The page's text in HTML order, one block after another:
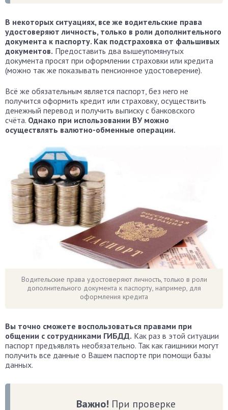
В некоторых ситуациях, все же водительские права
удостоверяют личность, только в роли дополнительного
документа к паспорту. Как подстраховка от фальшивых
документов. Предоставить два вышеупомянутых
документа просят при оформлении страховки или кредита
(можно так же показывать пенсионное удостоверение).
Всё же обязательным является паспорт, без него не
получится оформить кредит или страховку, осуществить
денежный перевод и получить выписку с банковского
счёта. Однако при использовании ВУ можно
осуществлять валютно-обменные операции.
Водительские права удостоверяют личность, только в роли
дополнительного документа к паспорту, например, для
оформления кредита
Вы точно сможете воспользоваться правами при
общении с сотрудниками ГИБДД. Как раз в этой ситуации
паспорт предъявлять необязательно. Так как гаишники могут
получить все данные о Вашем паспорте при помощи базы
данных.
Важно! При проверке